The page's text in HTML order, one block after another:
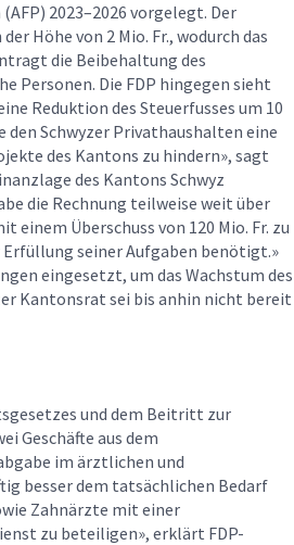
2023–2026 vorgelegt. Der
Höhe von 2 Mio. Fr., wodurch das
die Beibehaltung des
Personen. Die FDP hingegen sieht
Reduktion des Steuerfusses um 10
den Schwyzer Privathaushalten eine
des Kantons zu hindern», sagt
des Kantons Schwyz
die Rechnung teilweise weit über
einem Überschuss von 120 Mio. Fr. zu
seiner Aufgaben benötigt.»
eingesetzt, um das Wachstum des
Kantonsrat sei bis anhin nicht bereit
und dem Beitritt zur
Geschäfte aus dem
im ärztlichen und
besser dem tatsächlichen Bedarf
Zahnärzte mit einer
zu beteiligen», erklärt FDP-